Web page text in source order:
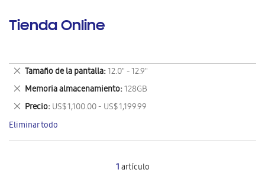
Tienda Online
1artículo
Tamaño de la pantalla 12.0" - 12.9"
Eliminar
este
artículo
Memoria almacenamiento 128GB
Eliminar
este
artículo
Precio US$ 1,100.00 - US$ 1,199.99
Eliminar
este
artículo
Eliminar todo